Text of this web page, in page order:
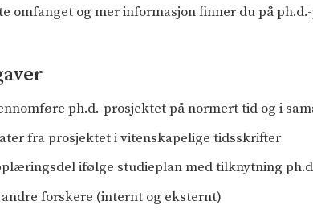
omfanget og mer informasjon finner du på
ph.d.-prosjektet på normert tid og i
fra prosjektet i vitenskapelige tidsskrifter
ifølge studieplan med tilknytning
andre forskere (internt og eksternt)